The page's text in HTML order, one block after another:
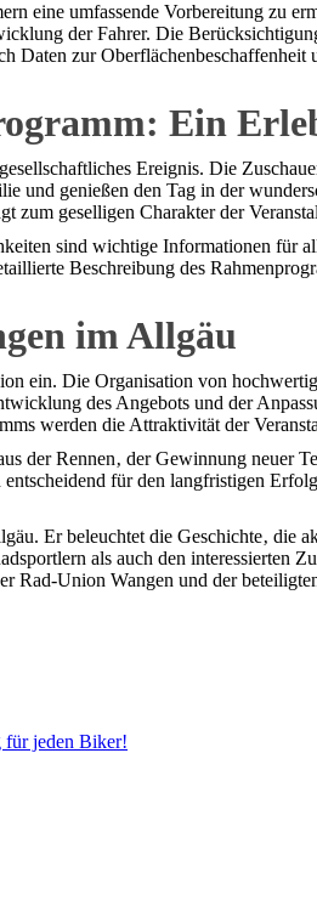
eine umfassende Vorbereitung zu
der Fahrer. Die
zur
Ein
Ereignis. Die
und genießen den Tag in der
zum geselligen Charakter der
sind wichtige Informationen für
Beschreibung des
im Allgäu
ein. Die Organisation von
des Angebots und der
werden die Attraktivität der
Rennen‚ der Gewinnung neuer
für den langfristigen
Er beleuchtet die Geschichte‚ die
als auch den interessierten
Rad-Union Wangen und der
für jeden Biker!